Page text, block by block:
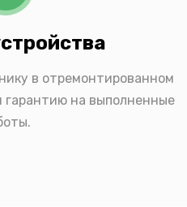
в отремонтированном
гарантию на выполненные